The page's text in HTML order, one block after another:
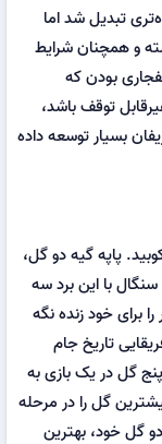
تبدیل شد اما
و همچنان شرایط
بودن که
۱ در برابر یک غیرقابل توقف باشد،
بسیار توسعه داده
۵-۰ عراق را درهم کوبید. پاپه گیه دو گل،
سنگال با این برد سه
برای خود زنده نگه
تاریخ جام
گل در یک بازی به
گل را در مرحله
گل خود، بهترین